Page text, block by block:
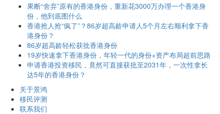
果断“舍弃”原有的香港身份，重新花3000万办理一个香港身
份，他到底图什么
香港抢人抢“疯了”？86岁超高龄申请人5个月左右顺利拿下香
港身份？
86岁超高龄轻松获批香港身份
19岁快速拿下香港身份，年轻一代的身份+资产布局超前思路
申请香港投资移民，竟然可直接获批至2031年，一次性拿长
达5年的香港身份？
关于景鸿
移民评测
联系我们